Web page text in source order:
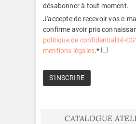
désabonner à tout moment.
J'accepte de recevoir vos e-
confirme avoir pris
politique de confidentialité-
mentions légales.*
CATALOGUE